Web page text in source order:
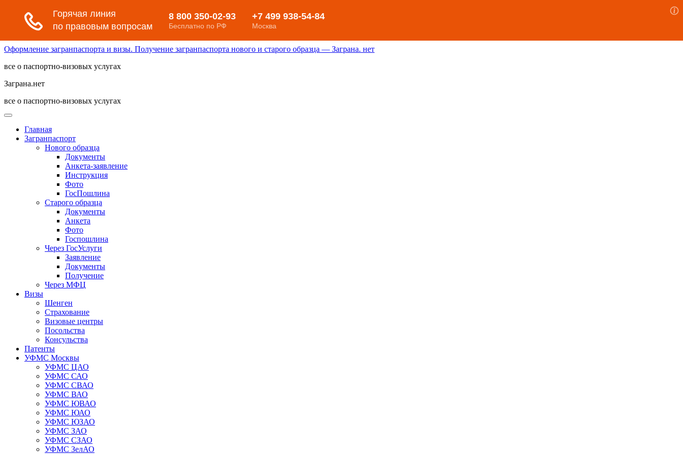
Оформление загранпаспорта и визы. Получение загранпаспорта нового и старого образца — Заграна. нет
все о паспортно-визовых услугах
Заграна.нет
все о паспортно-визовых услугах
Главная
Загранпаспорт
Нового образца
Документы
Анкета-заявление
Инструкция
Фото
ГосПошлина
Старого образца
Документы
Анкета
Фото
Госпошлина
Через ГосУслуги
Заявление
Документы
Получение
Через МФЦ
Визы
Шенген
Страхование
Визовые центры
Посольства
Консульства
Патенты
УФМС Москвы
УФМС ЦАО
УФМС САО
УФМС СВАО
УФМС ВАО
УФМС ЮВАО
УФМС ЮАО
УФМС ЮЗАО
УФМС ЗАО
УФМС СЗАО
УФМС ЗелАО